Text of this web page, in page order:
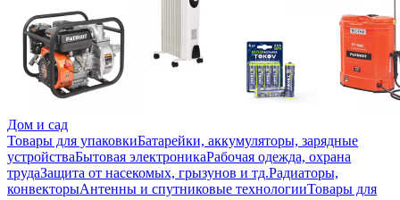
Дом и сад
Товары для упаковкиБатарейки, аккумуляторы, зарядные
устройстваБытовая электроникаРабочая одежда, охрана
трудаЗащита от насекомых, грызунов и тд.Радиаторы,
конвекторыАнтенны и спутниковые технологииТовары для